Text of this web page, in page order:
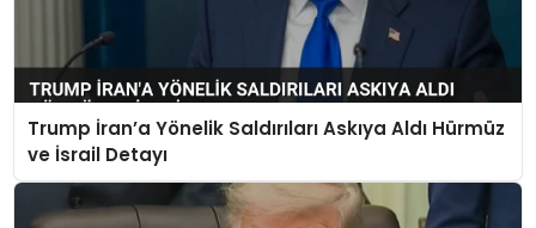
Trump İran’a Yönelik Saldırıları Askıya Aldı Hürmüz
ve İsrail Detayı